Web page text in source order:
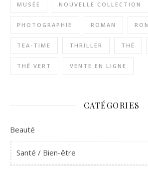
MUSÉE NOUVELLE COLLECTION
PHOTOGRAPHIE ROMAN
TEA-TIME THRILLER THÉ
THÉ VERT VENTE EN LIGNE
CATÉGORIES
Beauté
Santé / Bien-être